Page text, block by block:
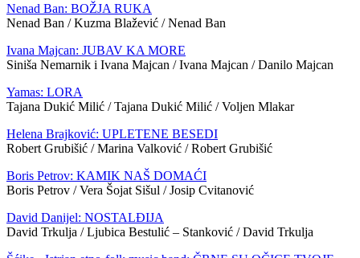
Nenad Ban: BOŽJA RUKA
Nenad Ban / Kuzma Blažević / Nenad Ban
Ivana Majcan: JUBAV KA MORE
Siniša Nemarnik i Ivana Majcan / Ivana Majcan / Danilo Majcan
Yamas: LORA
Tajana Dukić Milić / Tajana Dukić Milić / Voljen Mlakar
Helena Brajković: UPLETENE BESEDI
Robert Grubišić / Marina Valković / Robert Grubišić
Boris Petrov: KAMIK NAŠ DOMAĆI
Boris Petrov / Vera Šojat Sišul / Josip Cvitanović
David Danijel: NOSTALĐIJA
David Trkulja / Ljubica Bestulić – Stanković / David Trkulja